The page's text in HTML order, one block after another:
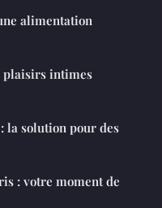
alimentation
plaisirs intimes
la solution pour des
: votre moment de